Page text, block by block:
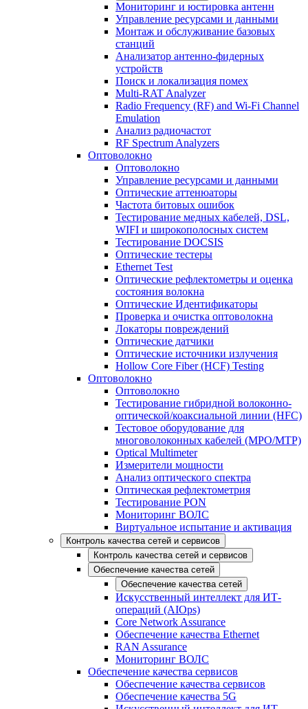
Мониторинг и юстировка антенн
Управление ресурсами и данными
Монтаж и обслуживание базовых
станций
Анализатор антенно-фидерных
устройств
Поиск и локализация помех
Multi-RAT Analyzer
Radio Frequency (RF) and Wi-Fi Channel
Emulation
Анализ радиочастот
RF Spectrum Analyzers
Оптоволокно
Оптоволокно
Управление ресурсами и данными
Оптические aттенюаторы
Частота битовых ошибок
Тестирование медных кабелей, DSL,
WIFI и широкополосных систем
Тестирование DOCSIS
Оптические тестеры
Ethernet Test
Оптические рефлектометры и оценка
состояния волокна
Оптические Идентификаторы
Проверка и очистка оптоволокна
Локаторы повреждений
Оптические датчики
Оптические источники излучения
Hollow Core Fiber (HCF) Testing
Оптоволокно
Оптоволокно
Тестирование гибридной волоконно-
оптической/коаксиальной линии (HFC)
Тестовое оборудование для
многоволоконных кабелей (MPO/MTP)
Optical Multimeter
Измерители мощности
Анализ оптического спектра
Оптическая рефлектометрия
Тестирование PON
Мониторинг ВОЛС
Виртуальное испытание и активация
Контроль качества сетей и сервисов
Контроль качества сетей и сервисов
Обеспечение качества сетей
Обеспечение качества сетей
Искусственный интеллект для ИТ-
операций (AIOps)
Core Network Assurance
Обеспечение качества Ethernet
RAN Assurance
Мониторинг ВОЛС
Обеспечение качества сервисов
Обеспечение качества сервисов
Обеспечение качества 5G